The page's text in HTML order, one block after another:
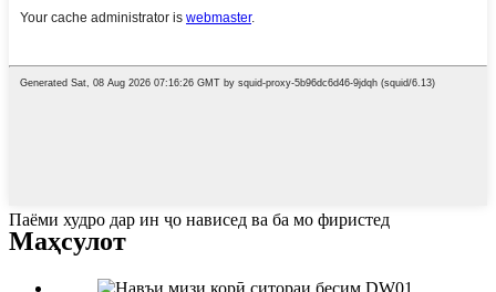
Паёми худро дар ин ҷо нависед ва ба мо фиристед
Маҳсулот